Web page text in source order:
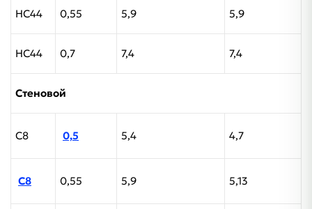
НС44 0,55 5,9 5,9
НС44 0,7 7,4 7,4
Стеновой
С8 0,5 5,4 4,7
С8 0,55 5,9 5,13